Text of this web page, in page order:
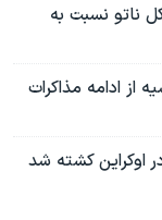
ناتو نسبت به
ادامه مذاکرات
اوکراین کشته شد